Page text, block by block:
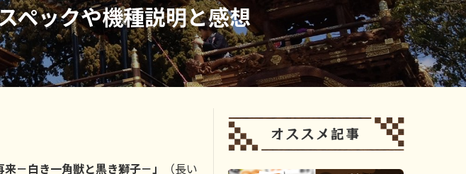
ペックや機種説明と感想
－白き一角獣と黒き獅子－」
（長い